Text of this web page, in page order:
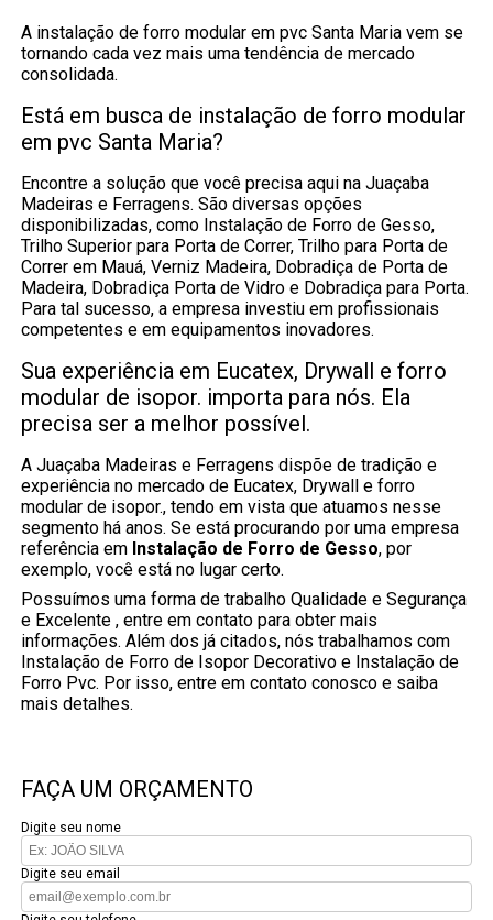
A instalação de forro modular em pvc Santa Maria vem se
tornando cada vez mais uma tendência de mercado
consolidada.
Está em busca de instalação de forro modular
em pvc Santa Maria?
Encontre a solução que você precisa aqui na Juaçaba
Madeiras e Ferragens. São diversas opções
disponibilizadas, como Instalação de Forro de Gesso,
Trilho Superior para Porta de Correr, Trilho para Porta de
Correr em Mauá, Verniz Madeira, Dobradiça de Porta de
Madeira, Dobradiça Porta de Vidro e Dobradiça para Porta.
Para tal sucesso, a empresa investiu em profissionais
competentes e em equipamentos inovadores.
Sua experiência em Eucatex, Drywall e forro
modular de isopor. importa para nós. Ela
precisa ser a melhor possível.
A Juaçaba Madeiras e Ferragens dispõe de tradição e
experiência no mercado de Eucatex, Drywall e forro
modular de isopor., tendo em vista que atuamos nesse
segmento há anos. Se está procurando por uma empresa
referência em Instalação de Forro de Gesso, por
exemplo, você está no lugar certo.
Possuímos uma forma de trabalho Qualidade e Segurança
e Excelente , entre em contato para obter mais
informações. Além dos já citados, nós trabalhamos com
Instalação de Forro de Isopor Decorativo e Instalação de
Forro Pvc. Por isso, entre em contato conosco e saiba
mais detalhes.
FAÇA UM ORÇAMENTO
Digite seu nome
Digite seu email